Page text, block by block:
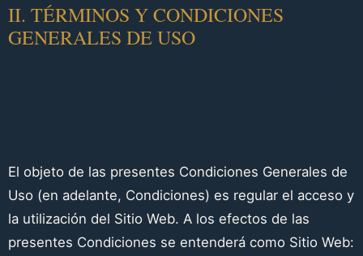
II. TÉRMINOS Y CONDICIONES
GENERALES DE USO
El objeto de las presentes Condiciones Generales de
Uso (en adelante, Condiciones) es regular el acceso y
la utilización del Sitio Web. A los efectos de las
presentes Condiciones se entenderá como Sitio Web: